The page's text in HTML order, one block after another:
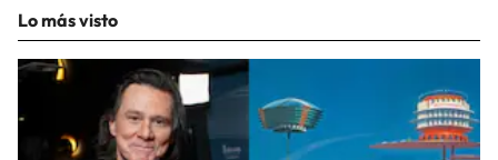
Lo más visto